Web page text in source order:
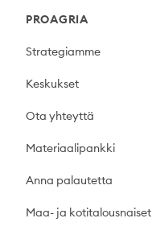
PROAGRIA
Strategiamme
Keskukset
Ota yhteyttä
Materiaalipankki
Anna palautetta
Maa- ja kotitalousnaiset